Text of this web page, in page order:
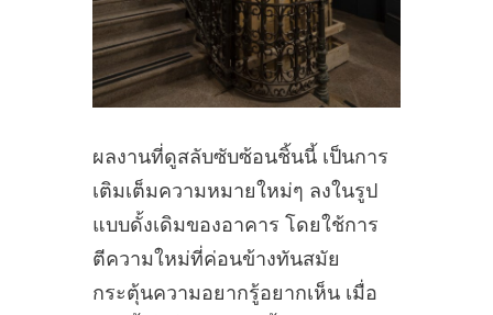
ผลงานที่ดูสลับซับซ้อนชิ้นนี้ เป็นการ
เติมเต็มความหมายใหม่ๆ ลงในรูป
แบบดั้งเดิมของอาคาร โดยใช้การ
ตีความใหม่ที่ค่อนข้างทันสมัย
กระตุ้นความอยากรู้อยากเห็น เมื่อ